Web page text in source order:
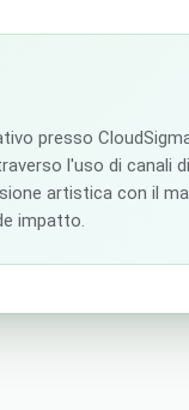
presso
l'uso di canali
artistica con il
impatto.